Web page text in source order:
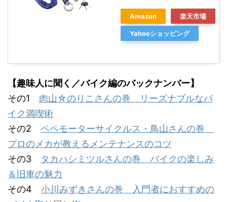
Amazon 楽天市場
Yahooショッピング
【趣味人に聞く／バイク編のバックナンバー】
その1 肉山☆のりこさんの巻 リーズナブルなバ
イク満喫術
その2 ペペモーターサイクルス・鳥山さんの巻
プロのメカが教えるメンテナンスのコツ
その3 タカハシミツルさんの巻 バイクの楽しみ
＆旧車の魅力
その4 小川みずきさんの巻 入門者におすすめの